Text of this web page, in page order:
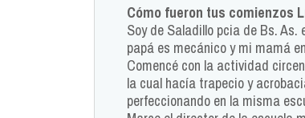
Cómo fueron tus comienzos
Soy de Saladillo pcia de Bs.
papá es mecánico y mi mamá
Comencé con la actividad
la cual hacía trapecio y
perfeccionando en la misma